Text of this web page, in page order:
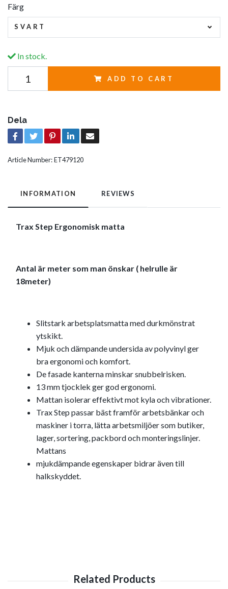
Färg
SVART
In stock.
ADD TO CART
Dela
Article Number:ET479120
INFORMATION REVIEWS
Trax Step Ergonomisk matta
Antal är meter som man önskar ( helrulle är
18meter)
Slitstark arbetsplatsmatta med durkmönstrat
ytskikt.
Mjuk och dämpande undersida av polyvinyl ger
bra ergonomi och komfort.
De fasade kanterna minskar snubbelrisken.
13 mm tjocklek ger god ergonomi.
Mattan isolerar effektivt mot kyla och vibrationer.
Trax Step passar bäst framför arbetsbänkar och
maskiner i torra, lätta arbetsmiljöer som butiker,
lager, sortering, packbord och monteringslinjer.
Mattans
mjukdämpande egenskaper bidrar även till
halkskyddet.